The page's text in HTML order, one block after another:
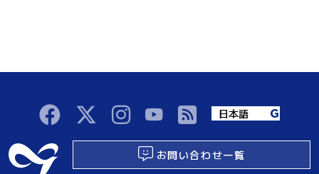
お問い合わせ一覧